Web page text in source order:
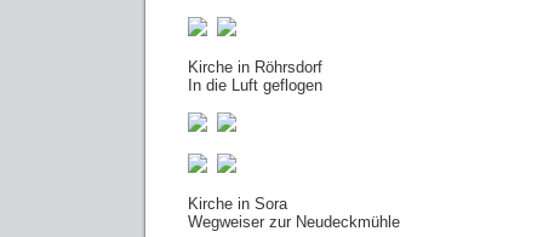
Kirche in Röhrsdorf
In die Luft geflogen
Kirche in Sora
Wegweiser zur Neudeckmühle